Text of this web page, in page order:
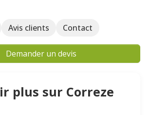
Avis clients Contact
Demander un devis
plus sur Correze